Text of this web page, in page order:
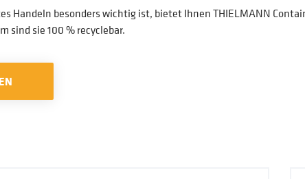
Handeln besonders wichtig ist, bietet Ihnen THIELMANN
sind sie 100 % recyclebar.